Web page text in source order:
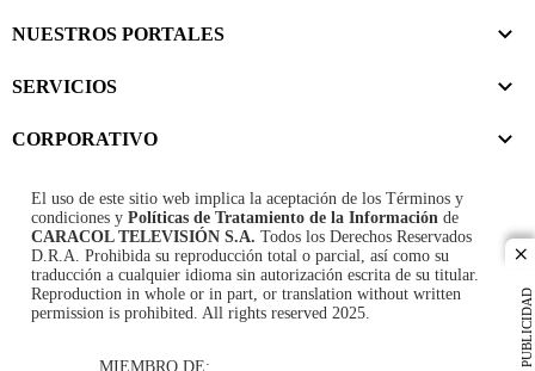
PUBLICIDAD
NUESTROS PORTALES
SERVICIOS
CORPORATIVO
El uso de este sitio web implica la aceptación de los Términos y
condiciones y Políticas de Tratamiento de la Información de
CARACOL TELEVISIÓN S.A. Todos los Derechos Reservados
D.R.A. Prohibida su reproducción total o parcial, así como su
traducción a cualquier idioma sin autorización escrita de su titular.
Reproduction in whole or in part, or translation without written
permission is prohibited. All rights reserved 2025.
MIEMBRO DE: